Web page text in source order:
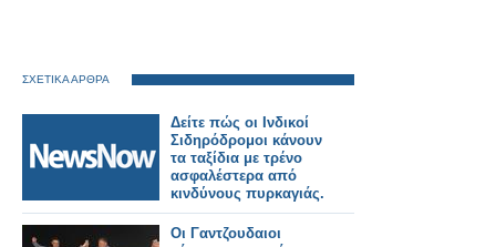
ΣΧΕΤΙΚΑ ΑΡΘΡΑ
Δείτε πώς οι Ινδικοί
Σιδηρόδρομοι κάνουν
τα ταξίδια με τρένο
ασφαλέστερα από
κινδύνους πυρκαγιάς.
Οι Γαντζουδαιοι